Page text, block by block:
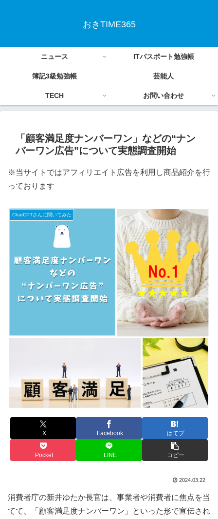
おきTIME365
ニュース ITパスポート勉強帳
簿記3級勉強帳 芸能人
TECH お問い合わせ
「顧客満足度ナンバーワン」などの“ナン
バーワン広告”について実態調査開始
※当サイトではアフィリエイト広告を利用し商品紹介を行
っております
ChatCPTさんに聞いてみた
X Facebook はてブ
Pocket LINE コピー
2024.03.22
消費者庁の新井ゆたか長官は、事業者や消費者に焦点を当
てて、「顧客満足度ナンバーワン」といった形で宣伝され